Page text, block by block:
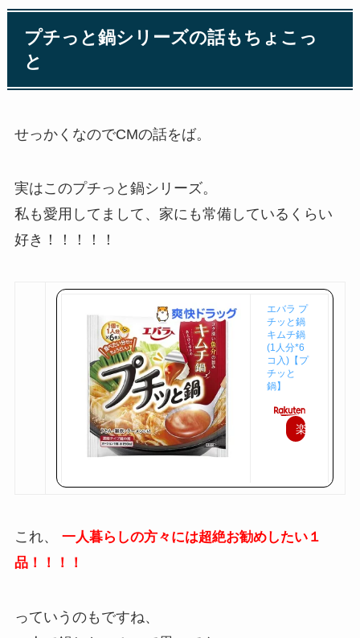
プチっと鍋シリーズの話もちょこっ
と
せっかくなのでCMの話をば。
実はこのプチっと鍋シリーズ。
私も愛用してまして、家にも常備しているくらい
好き！！！！！
エバラ プ
チッと鍋
キムチ鍋
(1人分*6
コ入)【プ
チッと
鍋】
楽
入
これ、
一人暮らしの方々には超絶お勧めしたい１
品！！！！
っていうのもですね、